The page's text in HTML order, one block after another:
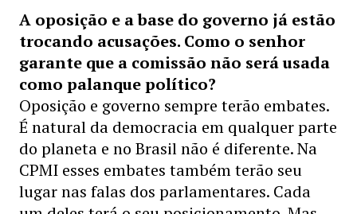
A oposição e a base do governo já estão
trocando acusações. Como o senhor
garante que a comissão não será usada
como palanque político?
Oposição e governo sempre terão embates.
É natural da democracia em qualquer parte
do planeta e no Brasil não é diferente. Na
CPMI esses embates também terão seu
lugar nas falas dos parlamentares. Cada